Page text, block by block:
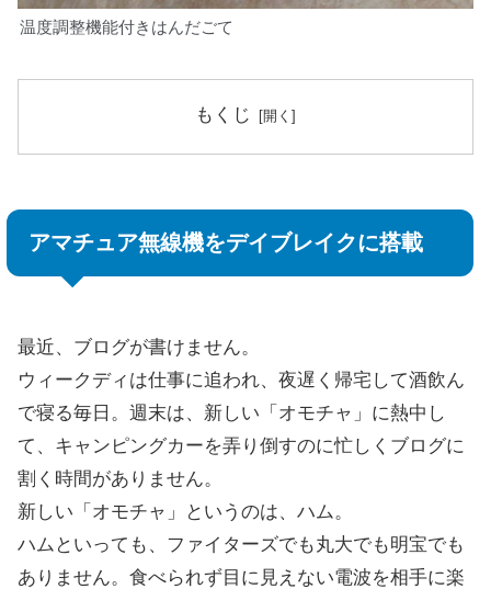
温度調整機能付きはんだごて
もくじ
アマチュア無線機をデイブレイクに搭載
最近、ブログが書けません。
ウィークディは仕事に追われ、夜遅く帰宅して酒飲ん
で寝る毎日。週末は、新しい「オモチャ」に熱中し
て、キャンピングカーを弄り倒すのに忙しくブログに
割く時間がありません。
新しい「オモチャ」というのは、ハム。
ハムといっても、ファイターズでも丸大でも明宝でも
ありません。食べられず目に見えない電波を相手に楽